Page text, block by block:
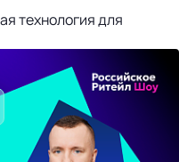
технология для